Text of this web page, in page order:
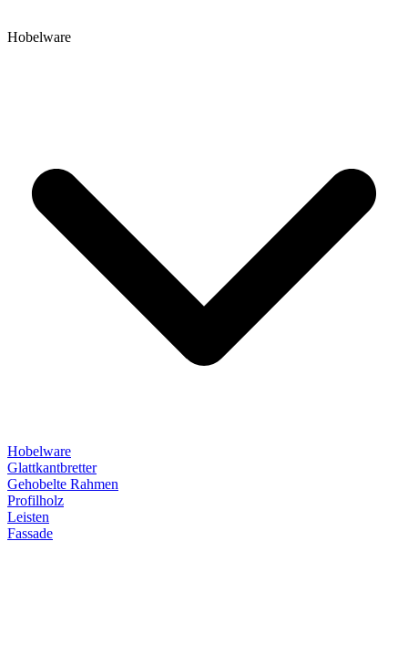
Hobelware
Hobelware
Glattkantbretter
Gehobelte Rahmen
Profilholz
Leisten
Fassade